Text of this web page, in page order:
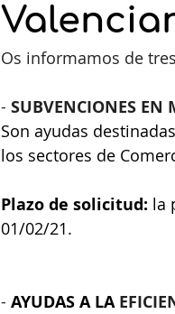
Os informamos de tres
- SUBVENCIONES EN
Son ayudas
los sectores de
Plazo de solicitud: la
01/02/21.
- AYUDAS A LA